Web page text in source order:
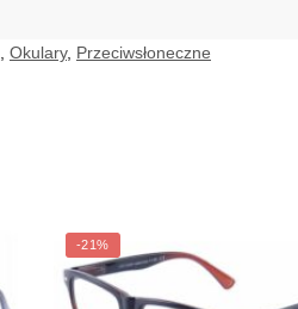
Okulary, Przeciwsłoneczne
-21%